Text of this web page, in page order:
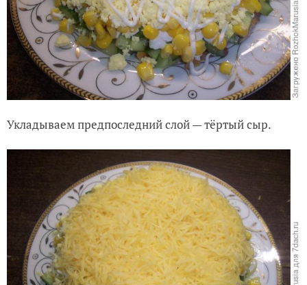
Укладываем предпоследний слой — тёртый сыр.